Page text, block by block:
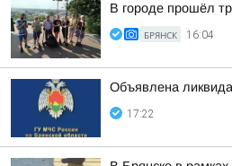
В городе прошёл
БРЯНСК 16:04
Объявлена
17:22